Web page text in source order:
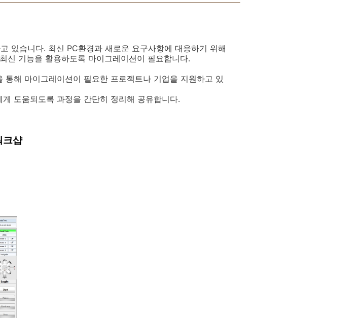
있습니다. 최신 PC환경과 새로운 요구사항에 대응하기 위해
기능을 활용하도록 마이그레이션이 필요합니다.
통해 마이그레이션이 필요한 프로젝트나 기업을 지원하고 있
도움되도록 과정을 간단히 정리해 공유합니다.
크샵